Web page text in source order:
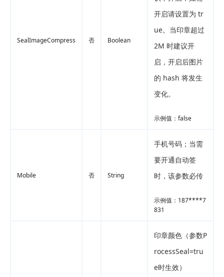
SealImageCompress 否 Boolean
开启请设置为 tr
ue。当印章超过
2M 时建议开
启，开启后图片
的 hash 将发生
变化。
示例值：false
Mobile 否 String
手机号码；当需
要开通自动签
时，该参数必传
示例值：187****7
831
印章颜色（参数P
rocessSeal=tru
e时生效）